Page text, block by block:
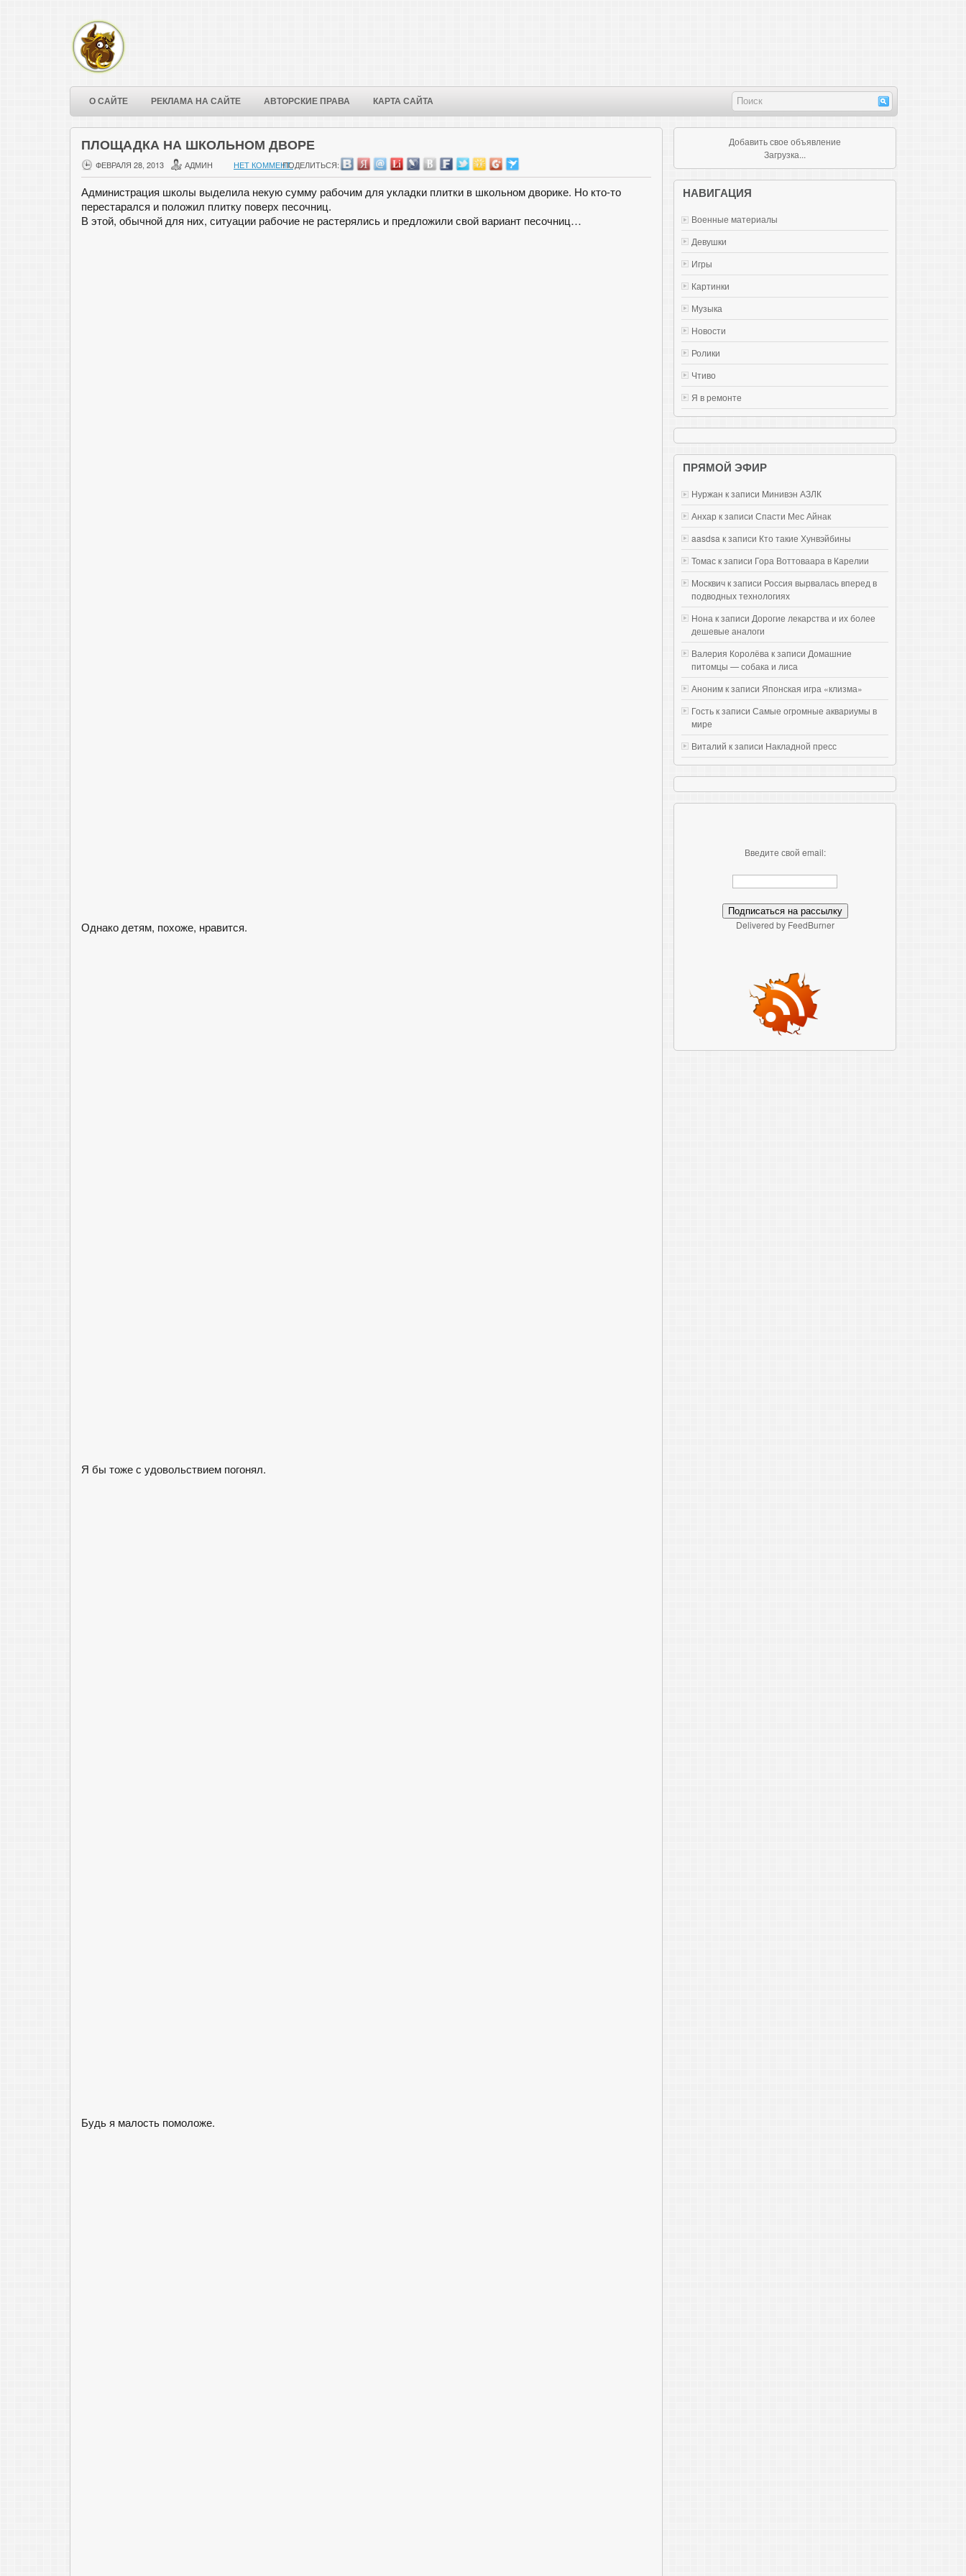
О САЙТЕ РЕКЛАМА НА САЙТЕ АВТОРСКИЕ ПРАВА КАРТА САЙТА
ПЛОЩАДКА НА ШКОЛЬНОМ ДВОРЕ
ФЕВРАЛЯ 28, 2013 АДМИН НЕТ КОММЕНТ.ПОДЕЛИТЬСЯ:
Администрация школы выделила некую сумму рабочим для укладки плитки в школьном дворике. Но кто-то
перестарался и положил плитку поверх песочниц.
В этой, обычной для них, ситуации рабочие не растерялись и предложили свой вариант песочниц…
Однако детям, похоже, нравится.
Я бы тоже с удовольствием погонял.
Будь я малость помоложе.
Добавить свое объявление
Загрузка...
НАВИГАЦИЯ
Военные материалы
Девушки
Игры
Картинки
Музыка
Новости
Ролики
Чтиво
Я в ремонте
ПРЯМОЙ ЭФИР
Нуржан к записи Mинивэн АЗЛК
Анхар к записи Спасти Мес Айнак
aasdsa к записи Кто такие Хунвэйбины
Томас к записи Гора Воттоваара в Карелии
Москвич к записи Россия вырвалась вперед в
подводных технологиях
Нона к записи Дорогие лекарства и их более
дешевые аналоги
Валерия Королёва к записи Домашние
питомцы — собака и лиса
Аноним к записи Японская игра «клизма»
Гость к записи Самые огромные аквариумы в
мире
Виталий к записи Накладной пресс
Введите свой email:
Delivered by FeedBurner